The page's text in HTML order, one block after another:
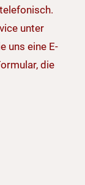
unter
uns eine E-
die